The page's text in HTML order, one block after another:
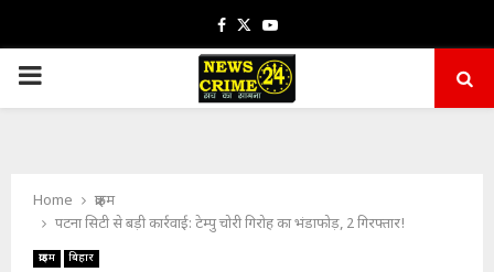
Facebook
TwitterYoutube
PRIMARY
Home
क्राइम
पटना सिटी से बड़ी कार्रवाई: टेम्पु चोरी गिरोह का भंडाफोड़, 2 गिरफ्तार!
क्राइम बिहार